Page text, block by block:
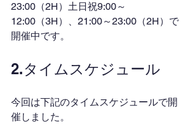
23:00（2H）土日祝9:00～
12:00（3H）、21:00～23:00（2H）で
開催中です。
2.タイムスケジュール
今回は下記のタイムスケジュールで開
催しました。